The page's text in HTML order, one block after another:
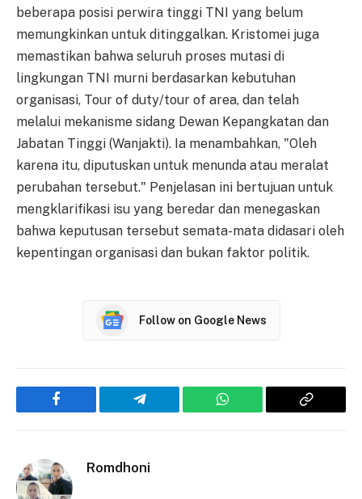
beberapa posisi perwira tinggi TNI yang belum
memungkinkan untuk ditinggalkan. Kristomei juga
memastikan bahwa seluruh proses mutasi di
lingkungan TNI murni berdasarkan kebutuhan
organisasi, Tour of duty/tour of area, dan telah
melalui mekanisme sidang Dewan Kepangkatan dan
Jabatan Tinggi (Wanjakti). Ia menambahkan, "Oleh
karena itu, diputuskan untuk menunda atau meralat
perubahan tersebut." Penjelasan ini bertujuan untuk
mengklarifikasi isu yang beredar dan menegaskan
bahwa keputusan tersebut semata-mata didasari oleh
kepentingan organisasi dan bukan faktor politik.
Follow on Google News
Facebook Telegram WhatsApp
Copy
Romdhoni